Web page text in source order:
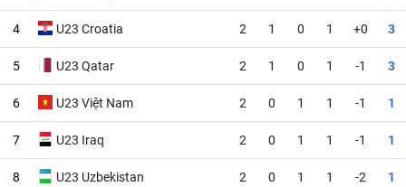
4 U23 Croatia 2 1 0 1 +0 3
5 U23 Qatar 2 1 0 1 -1 3
6 U23 Việt Nam 2 0 1 1 -1 1
7 U23 Iraq 2 0 1 1 -1 1
8 U23 Uzbekistan 2 0 1 1 -2 1